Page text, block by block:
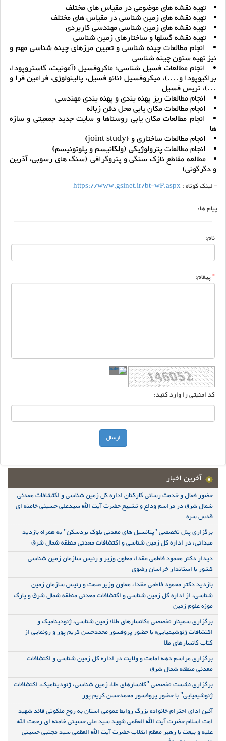
تهیه نقشه های موضوعی در مقیاس های مختلف
تهیه نقشه های زمین شناسی در مقیاس های مختلف
تهیه نقشه های زمین شناسی مهندسی کاربردی
تهیه نقشه گسلها و ساختارهای زمین شناسی
انجام مطالعات چینه شناسی و تعیین مرزهای چینه شناسی مهم و
نیز تهیه ستون چینه شناسی
انجام مطالعات فسیل شناسی؛ ماکروفسیل (آمونیت، گاستروپودا،
براکیوپودا و….)، میکروفسیل (نانو فسیل، پالینولوژی، فرامین فرا و
…)، تریس فسیل
انجام مطالعات ریز پهنه بندی و پهنه بندی مهندسی
انجام مطالعات مکان یابی محل دفن زباله
انجام مطالعات مکان یابی روستاها و سایت جدید جمعیتی و سازه
ها
انجام مطالعات ساختاری و (joint study)
انجام مطالعات پترولوژیکی (ولکانیسم و پلوتونیسم)
مطالعه مقاطع نازک سنگی و پتروگرافی (سنگ های رسوبی، آذرین
و دگرگونی)
- لینک کوتاه : https://www.gsinet.ir/bt-wP.aspx
پیام ها:
نام:
*پیغام:
کد امنیتی را وارد کنید:
آخرین اخبار
حضور فعال و خدمت رسانی کارکنان اداره کل زمین شناسی و اکتشافات معدنی
شمال شرق در مراسم وداع و تشییع حضرت آیت الله سیدعلی حسینی خامنه ای
قدس سره
برگزاری پنل تخصصی "پتانسیل های معدنی بلوک بردسکن" به همراه بازدید
میدانی، در اداره کل زمین شناسی و اکتشافات معدنی منطقه شمال شرق
دیدار دکتر محمود فاطمی عقدا، معاون وزیر و رئیس سازمان زمین شناسی
کشور با استاندار خراسان رضوی
بازدید دکتر محمود فاطمی عقدا، معاون وزیر صمت و رئیس سازمان زمین
شناسی، از اداره کل زمین شناسی و اکتشافات معدنی منطقه شمال شرق و پارک
موزه علوم زمین
برگزاری سمینار تخصصی «کانسارهای طلا؛ زمین شناسی، ژئودینامیک و
اکتشافات ژئوشیمیایی» با حضور پروفسور محمدحسن کریم پور و رونمایی از
کتاب کانسارهای طلا
برگزاری مراسم دهه امامت و ولایت در اداره کل زمین شناسی و اکتشافات
معدنی منطقه شمال شرق
برگزاری نشست تخصصی "کانسارهای طلا، زمین شناسی، ژئودینامیک، اکتشافات
ژئوشیمیایی" با حضور پروفسور محمدحسن کریم پور
آئین ادای احترام خانواده بزرگ روابط عمومی استان به روح ملکوتی قائد شهید
امت اسلام حضرت آیت الله العظمی شهید سید علی حسینی خامنه ای رحمت الله
علیه و بیعت با رهبر معظم انقلاب حضرت آیت الله العظمی سید مجتبی حسینی